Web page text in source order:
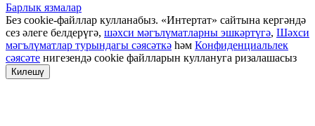
Барлык язмалар
Без cookie-файллар кулланабыз. «Интертат» сайтына кергәндә
сез әлеге белдерүгә, шәхси мәгълүматларны эшкәртүгә, Шәхси
мәгълүматлар турындагы сәясәткә һәм Конфиденциальлек
сәясәте нигезендә cookie файлларын куллануга ризалашасыз
Килешү